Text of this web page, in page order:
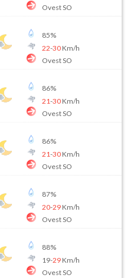
Ovest SO
85%
22-30Km/h
Ovest SO
86%
21-30Km/h
Ovest SO
86%
21-30Km/h
Ovest SO
87%
20-29Km/h
Ovest SO
88%
19-29Km/h
Ovest SO